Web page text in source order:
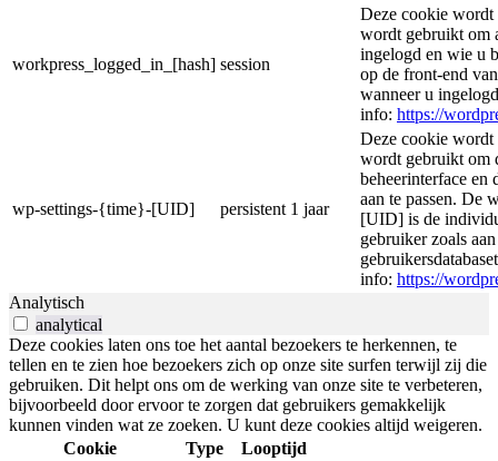
workpress_logged_in_[hash] session
Deze cookie wordt
wordt gebruikt om
ingelogd en wie u
op de front-end
wanneer u
info: https://
wp-settings-{time}-[UID] persistent 1 jaar
Deze cookie wordt
wordt gebruikt om
beheerinterface en
aan te passen. De
[UID] is de
gebruiker zoals
info: https://
Analytisch
analytical
Deze cookies laten ons toe het aantal bezoekers te herkennen, te
tellen en te zien hoe bezoekers zich op onze site surfen terwijl zij die
gebruiken. Dit helpt ons om de werking van onze site te verbeteren,
bijvoorbeeld door ervoor te zorgen dat gebruikers gemakkelijk
kunnen vinden wat ze zoeken. U kunt deze cookies altijd weigeren.
Cookie
Type Looptijd